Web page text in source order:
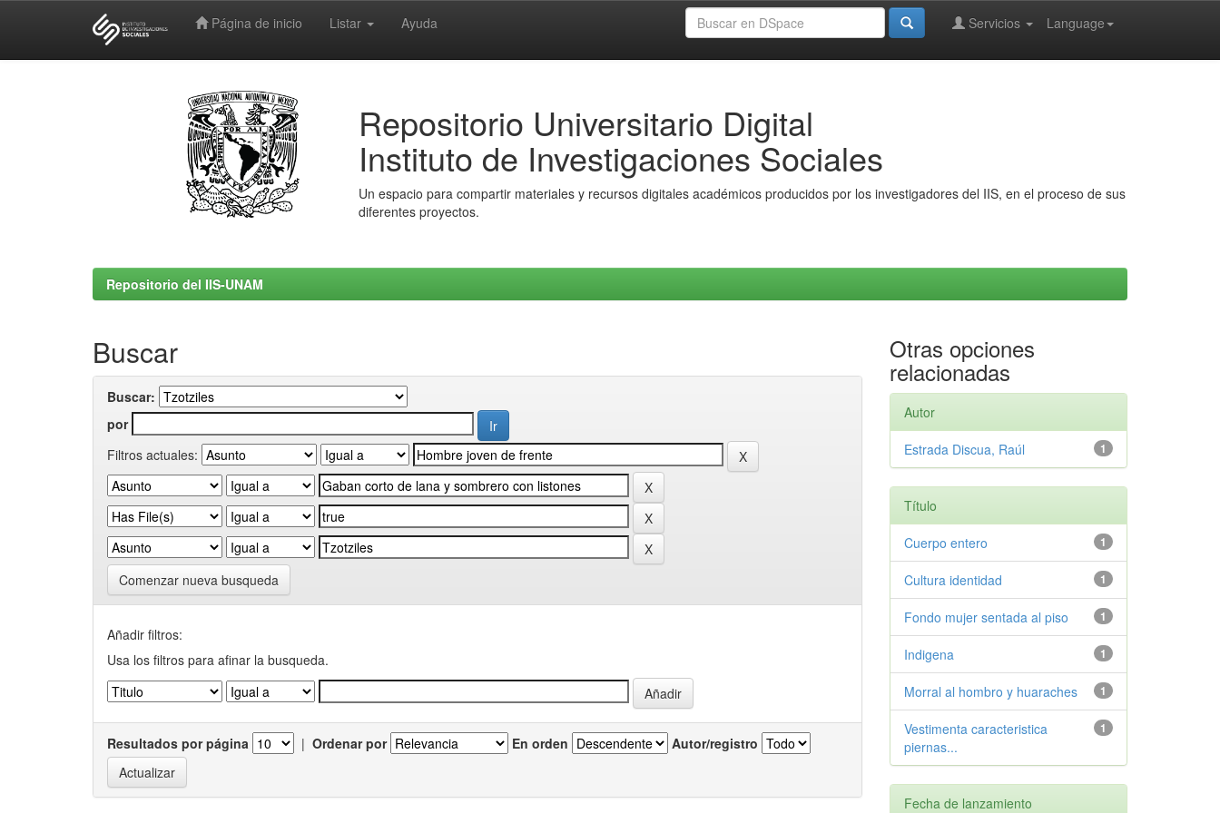
Página de inicio Listar Ayuda Language
Servicios
Repositorio Universitario Digital
Instituto de Investigaciones Sociales
Un espacio para compartir materiales y recursos digitales académicos producidos por los investigadores del IIS, en el proceso de sus
diferentes proyectos.
Repositorio del IIS-UNAM
Buscar
Buscar:
por
Filtros actuales:
Comenzar nueva busqueda
Añadir filtros:
Usa los filtros para afinar la busqueda.
Resultados por página | Ordenar por En orden Autor/registro
Otras opciones
relacionadas
Autor
1
Estrada Discua, Raúl
Título
1
Cuerpo entero
1
Cultura identidad
1
Fondo mujer sentada al piso
1
Indigena
1
Morral al hombro y huaraches
1
Vestimenta caracteristica
piernas...
Fecha de lanzamiento